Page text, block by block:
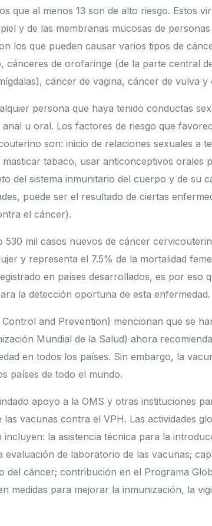
que al menos 13 son de alto riesgo. Estos
y de las membranas mucosas de
los que pueden causar varios tipos de
cánceres de orofaringe (de la parte central
cáncer de vagina, cáncer de vulva y
persona que haya tenido conductas
u oral. Los factores de riesgo que
son: inicio de relaciones sexuales a
tabaco, usar anticonceptivos orales
del sistema inmunitario del cuerpo y de su
puede ser el resultado de ciertas
el cáncer).
530 mil casos nuevos de cáncer
y representa el 7.5% de la mortalidad
en países desarrollados, es por eso
la detección oportuna de esta enfermedad.
and Prevention) mencionan que se
Mundial de la Salud) ahora
en todos los países. Sin embargo, la
países de todo el mundo.
apoyo a la OMS y otras instituciones
vacunas contra el VPH. Las actividades
la asistencia técnica para la
de laboratorio de las vacunas;
del cáncer; contribución en el Programa
medidas para mejorar la inmunización, la